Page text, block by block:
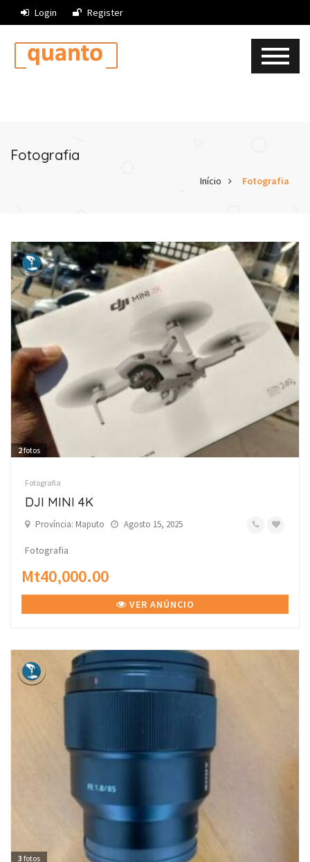
Login Register
Fotografia
Início Fotografia
2fotos
Fotografia
DJI MINI 4K
Província: Maputo Agosto 15, 2025
Fotografia
Mt40,000.00
VER ANÚNCIO
3 fotos